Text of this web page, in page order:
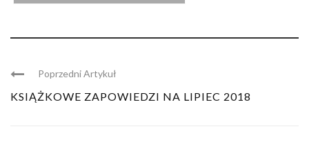
Poprzedni Artykuł
KSIĄŻKOWE ZAPOWIEDZI NA LIPIEC 2018